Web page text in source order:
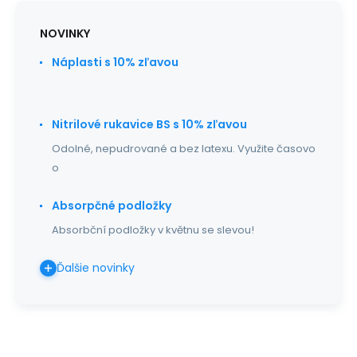
NOVINKY
Náplasti s 10% zľavou
Nitrilové rukavice BS s 10% zľavou
Odolné, nepudrované a bez latexu. Využite časovo
o
Absorpčné podložky
Absorbční podložky v květnu se slevou!
Ďalšie novinky